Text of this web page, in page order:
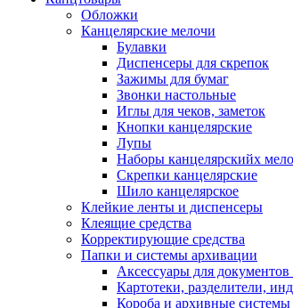
Обложки
Канцелярские мелочи
Булавки
Диспенсеры для скрепок
Зажимы для бумаг
Звонки настольные
Иглы для чеков, заметок
Кнопки канцелярские
Лупы
Наборы канцелярскийх
Скрепки канцелярские
Шило канцелярское
Клейкие ленты и диспенсеры
Клеящие средства
Корректирующие средства
Папки и системы архивации
Аксессуары для
Картотеки, разделители,
Короба и архивные системы